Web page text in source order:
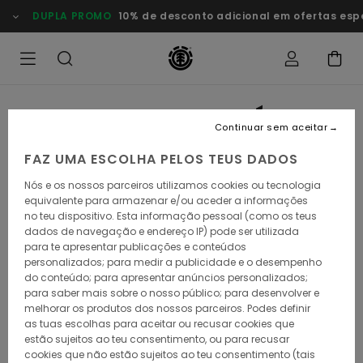
para
o
DUPLA PROMO 10% de desconto adicional em ofertas
A NOSSA HISTÓRIA
FAZ UMA ESCOLHA PELOS TEUS DADOS
Nós e os nossos parceiros utilizamos cookies ou tecnologia
equivalente para armazenar e/ou aceder a informações
no teu dispositivo. Esta informação pessoal (como os teus
dados de navegação e endereço IP) pode ser utilizada
para te apresentar publicações e conteúdos
personalizados; para medir a publicidade e o desempenho
do conteúdo; para apresentar anúncios personalizados;
para saber mais sobre o nosso público; para desenvolver e
melhorar os produtos dos nossos parceiros. Podes definir
as tuas escolhas para aceitar ou recusar cookies que
estão sujeitos ao teu consentimento, ou para recusar
cookies que não estão sujeitos ao teu consentimento (tais
Continuar sem aceitar